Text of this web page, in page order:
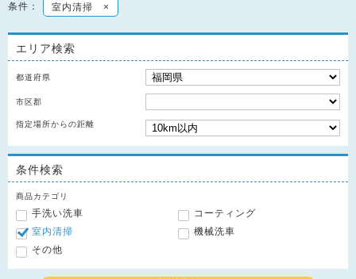
条件： 室内清掃 ×
エリア検索
都道府県
市区郡
指定場所からの距離
条件検索
商品カテゴリ
手洗い洗車
コーティング
室内清掃
機械洗車
その他